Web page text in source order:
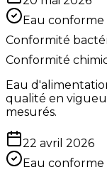
Eau conforme
Conformité
Conformité
Eau
qualité en
mesurés.
22 avril 2026
Eau conforme